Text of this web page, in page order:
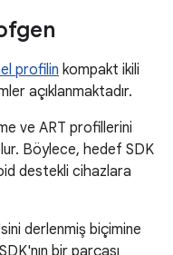
profilin kompakt ikili
açıklanmaktadır.
ve ART profillerini
Böylece, hedef SDK
destekli cihazlara
derlenmiş biçimine
bir parçası